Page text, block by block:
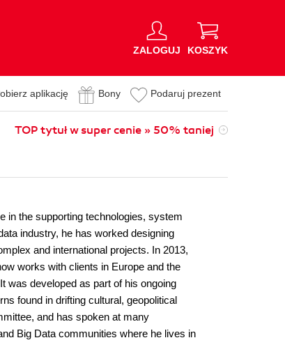
ZALOGUJ KOSZYK
aplikację Bony Podaruj prezent
TOP tytuł w super cenie » 50% taniej
in the supporting technologies, system
industry, he has worked designing
and international projects. In 2013,
works with clients in Europe and the
was developed as part of his ongoing
found in drifting cultural, geopolitical
and has spoken at many
Big Data communities where he lives in